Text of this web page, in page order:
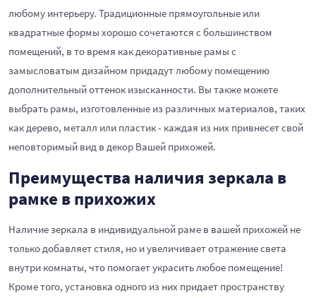
любому интерьеру. Традиционные прямоугольные или
квадратные формы хорошо сочетаются с большинством
помещений, в то время как декоративные рамы с
замысловатым дизайном придадут любому помещению
дополнительный оттенок изысканности. Вы также можете
выбрать рамы, изготовленные из различных материалов, таких
как дерево, металл или пластик - каждая из них привнесет свой
неповторимый вид в декор Вашей прихожей.
Преимущества наличия зеркала в
рамке в прихожих
Наличие зеркала в индивидуальной раме в вашей прихожей не
только добавляет стиля, но и увеличивает отражение света
внутри комнаты, что помогает украсить любое помещение!
Кроме того, установка одного из них придает пространству